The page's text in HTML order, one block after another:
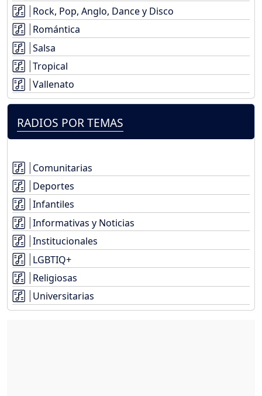
Rock, Pop, Anglo, Dance y Disco
Romántica
Salsa
Tropical
Vallenato
RADIOS POR TEMAS
Comunitarias
Deportes
Infantiles
Informativas y Noticias
Institucionales
LGBTIQ+
Religiosas
Universitarias